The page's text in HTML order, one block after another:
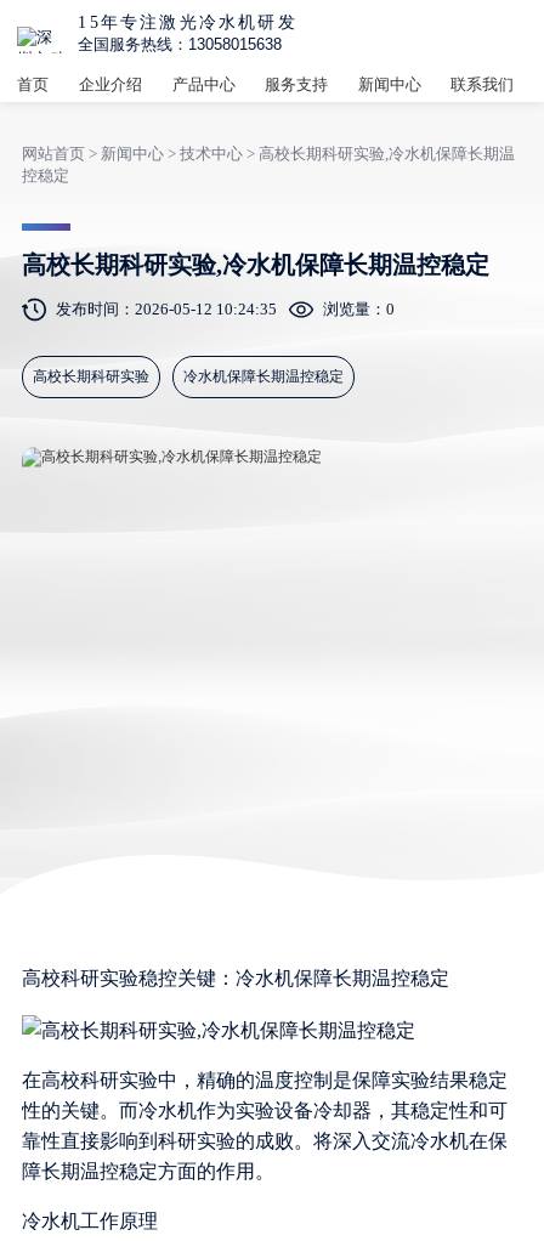
15年专注激光冷水机研发
全国服务热线：13058015638
首页 企业介绍 产品中心 服务支持 新闻中心 联系我们
网站首页> 新闻中心> 技术中心> 高校长期科研实验,冷水机保障长期温
控稳定
高校长期科研实验,冷水机保障长期温控稳定
发布时间：2026-05-12 10:24:35 浏览量： 0
高校长期科研实验 冷水机保障长期温控稳定
高校科研实验稳控关键：冷水机保障长期温控稳定
在高校科研实验中，精确的温度控制是保障实验结果稳定
性的关键。而冷水机作为实验设备冷却器，其稳定性和可
靠性直接影响到科研实验的成败。将深入交流冷水机在保
障长期温控稳定方面的作用。
冷水机工作原理